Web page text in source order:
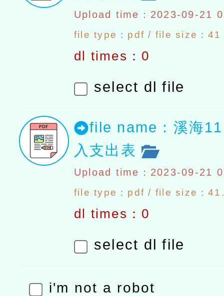
Upload time：2023-09-21
file type：pdf / file size：41
dl times：0
select dl file
file name：溪海
入支出表
Upload time：2023-09-21
file type：pdf / file size：
dl times：0
select dl file
i'm not a robot